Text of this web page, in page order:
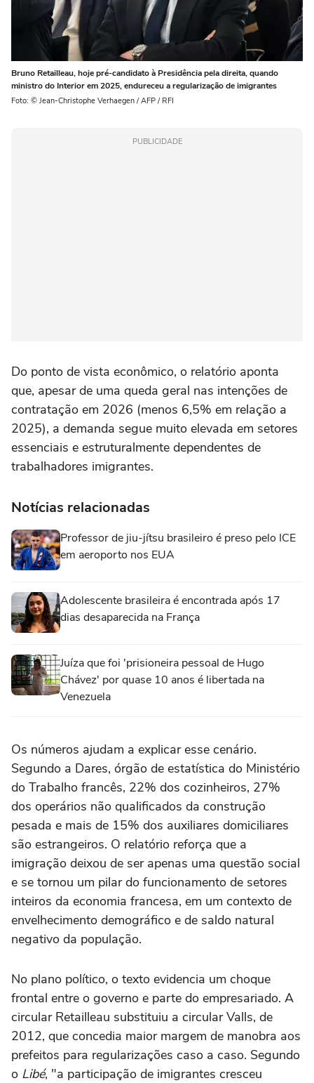
Bruno Retailleau, hoje pré-candidato à Presidência pela direita, quando
ministro do Interior em 2025, endureceu a regularização de imigrantes
Foto: © Jean-Christophe Verhaegen / AFP / RFI
PUBLICIDADE
Do ponto de vista econômico, o relatório aponta
que, apesar de uma queda geral nas intenções de
contratação em 2026 (menos 6,5% em relação a
2025), a demanda segue muito elevada em setores
essenciais e estruturalmente dependentes de
trabalhadores imigrantes.
Notícias relacionadas
Professor de jiu-jítsu brasileiro é preso pelo ICE
em aeroporto nos EUA
Adolescente brasileira é encontrada após 17
dias desaparecida na França
Juíza que foi 'prisioneira pessoal de Hugo
Chávez' por quase 10 anos é libertada na
Venezuela
Os números ajudam a explicar esse cenário.
Segundo a Dares, órgão de estatística do Ministério
do Trabalho francês, 22% dos cozinheiros, 27%
dos operários não qualificados da construção
pesada e mais de 15% dos auxiliares domiciliares
são estrangeiros. O relatório reforça que a
imigração deixou de ser apenas uma questão social
e se tornou um pilar do funcionamento de setores
inteiros da economia francesa, em um contexto de
envelhecimento demográfico e de saldo natural
negativo da população.
No plano político, o texto evidencia um choque
frontal entre o governo e parte do empresariado. A
circular Retailleau substituiu a circular Valls, de
2012, que concedia maior margem de manobra aos
prefeitos para regularizações caso a caso. Segundo
o Libé, "a participação de imigrantes cresceu